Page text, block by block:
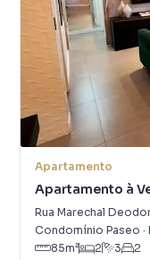
Apartamento
Apartamento à
Rua Marechal
Condomínio Paseo ·
85m² 2 3 2